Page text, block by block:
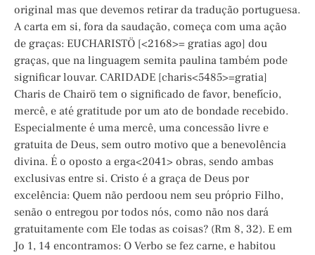
original mas que devemos retirar da tradução portuguesa.
A carta em si, fora da saudação, começa com uma ação
de graças: EUCHARISTÖ [<2168>= gratias ago] dou
graças, que na linguagem semita paulina também pode
significar louvar. CARIDADE [charis<5485>=gratia]
Charis de Chairö tem o significado de favor, benefício,
mercê, e até gratitude por um ato de bondade recebido.
Especialmente é uma mercê, uma concessão livre e
gratuita de Deus, sem outro motivo que a benevolência
divina. É o oposto a erga<2041> obras, sendo ambas
exclusivas entre si. Cristo é a graça de Deus por
excelência: Quem não perdoou nem seu próprio Filho,
senão o entregou por todos nós, como não nos dará
gratuitamente com Ele todas as coisas? (Rm 8, 32). E em
Jo 1, 14 encontramos: O Verbo se fez carne, e habitou